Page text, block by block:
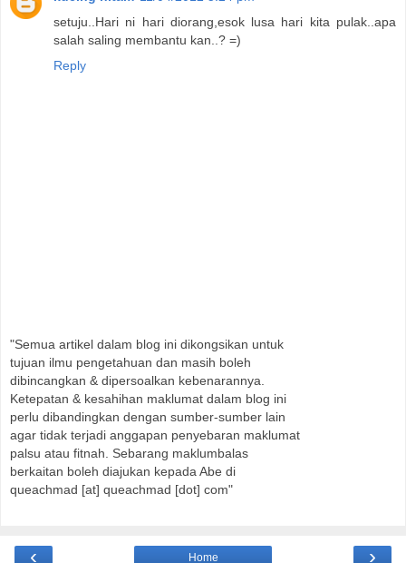
setuju..Hari ni hari diorang,esok lusa hari kita pulak..apa
salah saling membantu kan..? =)
Reply
"Semua artikel dalam blog ini dikongsikan untuk
tujuan ilmu pengetahuan dan masih boleh
dibincangkan & dipersoalkan kebenarannya.
Ketepatan & kesahihan maklumat dalam blog ini
perlu dibandingkan dengan sumber-sumber lain
agar tidak terjadi anggapan penyebaran maklumat
palsu atau fitnah. Sebarang maklumbalas
berkaitan boleh diajukan kepada Abe di
queachmad [at] queachmad [dot] com"
‹ ›
Home